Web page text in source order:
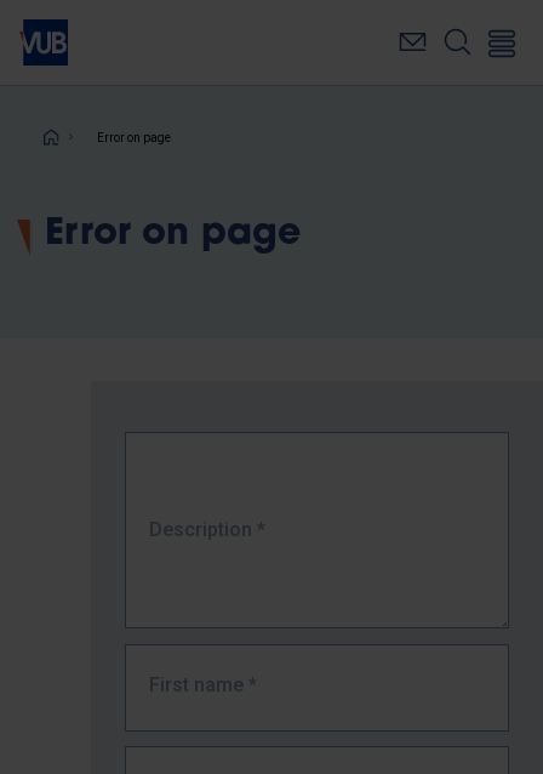
Skip
main
Breadcrumb
Error on page
Error on page
Description *
First name *